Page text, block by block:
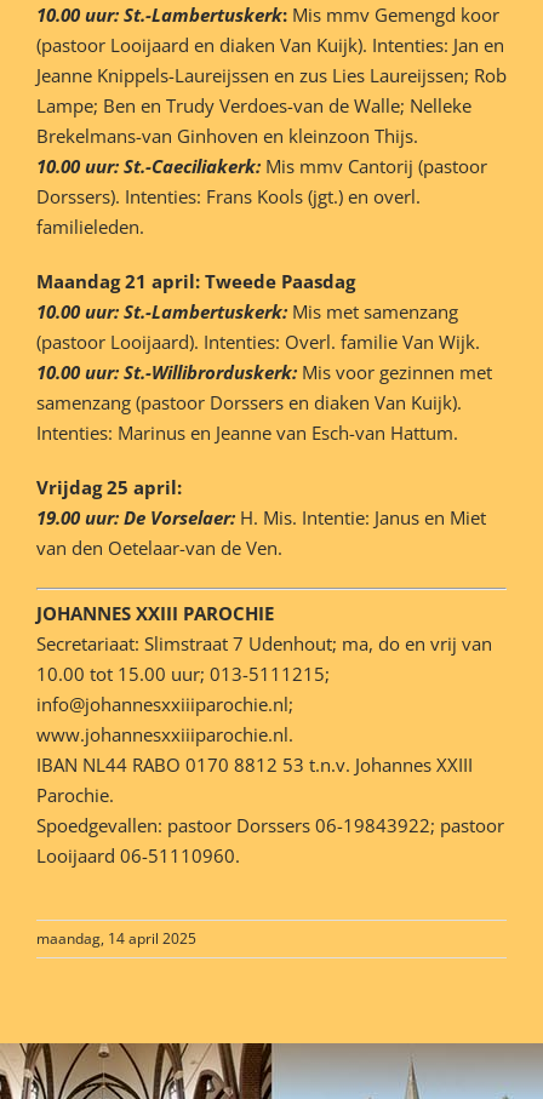
10.00 uur: St.-Lambertuskerk: Mis mmv Gemengd koor
(pastoor Looijaard en diaken Van Kuijk). Intenties: Jan en
Jeanne Knippels-Laureijssen en zus Lies Laureijssen; Rob
Lampe; Ben en Trudy Verdoes-van de Walle; Nelleke
Brekelmans-van Ginhoven en kleinzoon Thijs.
10.00 uur: St.-Caeciliakerk: Mis mmv Cantorij (pastoor
Dorssers). Intenties: Frans Kools (jgt.) en overl.
familieleden.
Maandag 21 april: Tweede Paasdag
10.00 uur: St.-Lambertuskerk: Mis met samenzang
(pastoor Looijaard). Intenties: Overl. familie Van Wijk.
10.00 uur: St.-Willibrorduskerk: Mis voor gezinnen met
samenzang (pastoor Dorssers en diaken Van Kuijk).
Intenties: Marinus en Jeanne van Esch-van Hattum.
Vrijdag 25 april:
19.00 uur: De Vorselaer: H. Mis. Intentie: Janus en Miet
van den Oetelaar-van de Ven.
JOHANNES XXIII PAROCHIE
Secretariaat: Slimstraat 7 Udenhout; ma, do en vrij van
10.00 tot 15.00 uur; 013-5111215;
info@johannesxxiiiparochie.nl;
www.johannesxxiiiparochie.nl.
IBAN NL44 RABO 0170 8812 53 t.n.v. Johannes XXIII
Parochie.
Spoedgevallen: pastoor Dorssers 06-19843922; pastoor
Looijaard 06-51110960.
maandag, 14 april 2025